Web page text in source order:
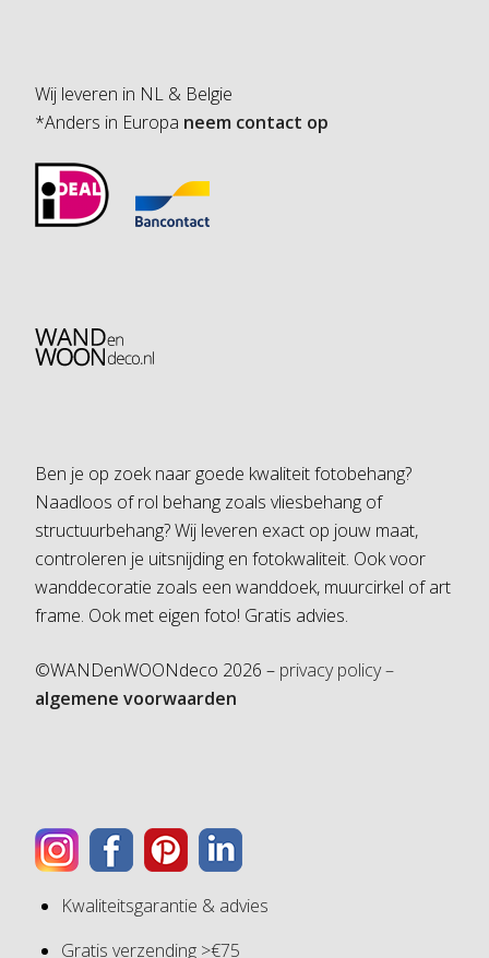
Wij leveren in NL & Belgie
*Anders in Europa neem contact op
Ben je op zoek naar goede kwaliteit fotobehang?
Naadloos of rol behang zoals vliesbehang of
structuurbehang? Wij leveren exact op jouw maat,
controleren je uitsnijding en fotokwaliteit. Ook voor
wanddecoratie zoals een wanddoek, muurcirkel of art
frame. Ook met eigen foto! Gratis advies.
©WANDenWOONdeco 2026 – privacy policy –
algemene voorwaarden
Kwaliteitsgarantie & advies
Gratis verzending >€75